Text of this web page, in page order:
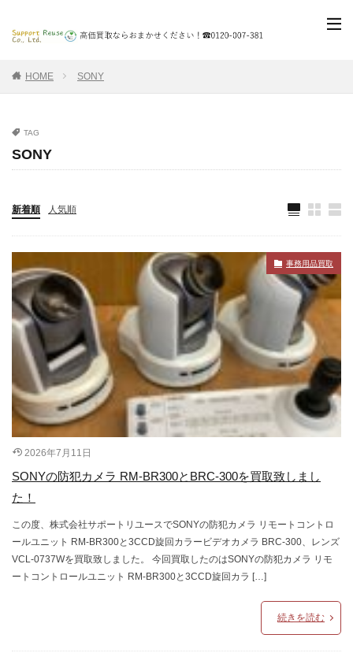
HOME SONY
TAG
SONY
新着順 人気順
事務用品買取
2026年7月11日
SONYの防犯カメラ RM-BR300とBRC-300を買取致しまし
た！
この度、株式会社サポートリユースでSONYの防犯カメラ リモートコントロ
ールユニット RM-BR300と3CCD旋回カラービデオカメラ BRC-300、レンズ
VCL-0737Wを買取致しました。 今回買取したのはSONYの防犯カメラ リモ
ートコントロールユニット RM-BR300と3CCD旋回カラ […]
続きを読む